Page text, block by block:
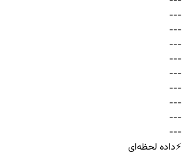
-
-
-
-
-
-
-
-
-
-
-
-
-
-
-
-
-
-
-
-
-
-
-
-
-
-
-
⚡داده لحظه‌ای